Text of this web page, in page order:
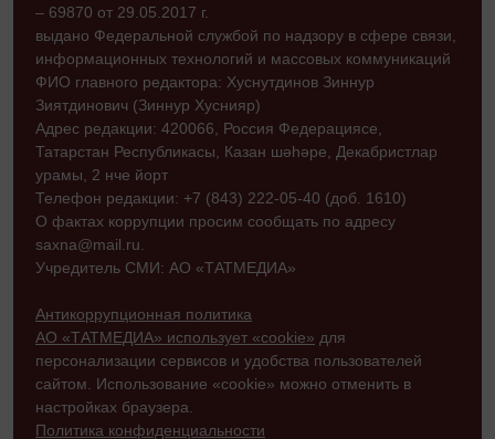
– 69870 от 29.05.2017 г.
выдано Федеральной службой по надзору в сфере связи,
информационных технологий и массовых коммуникаций
ФИО главного редактора: Хуснутдинов Зиннур
Зиятдинович (Зиннур Хуснияр)
Адрес редакции: 420066, Россия Федерациясе,
Татарстан Республикасы, Казан шәһәре, Декабристлар
урамы, 2 нче йорт
Телефон редакции: +7 (843) 222-05-40 (доб. 1610)
О фактах коррупции просим сообщать по адресу
saxna@mail.ru.
Учредитель СМИ: АО «ТАТМЕДИА»
Антикоррупционная политика
АО «ТАТМЕДИА» использует «cookie» для
персонализации сервисов и удобства пользователей
сайтом. Использование «cookie» можно отменить в
настройках браузера.
Политика конфиденциальности